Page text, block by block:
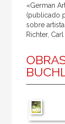
Editora
Escritor
Ilustrador
Prologuista
Traductora
«German
(publicado
sobre
Richter,